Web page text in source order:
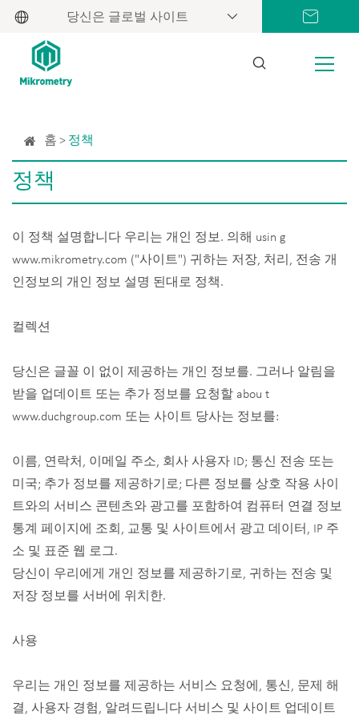
당신은 글로벌 사이트
홈 정책
정책
이 정책 설명합니다 우리는 개인 정보. 의해 usin g
www.mikrometry.com ("사이트") 귀하는 저장, 처리, 전송 개
인정보의 개인 정보 설명 된대로 정책.
컬렉션
당신은 글꼴 이 없이 제공하는 개인 정보를. 그러나 알림을
받을 업데이트 또는 추가 정보를 요청할 abou t
www.duchgroup.com 또는 사이트 당사는 정보를:
이름, 연락처, 이메일 주소, 회사 사용자 ID; 통신 전송 또는
미국; 추가 정보를 제공하기로; 다른 정보를 상호 작용 사이
트와의 서비스 콘텐츠와 광고를 포함하여 컴퓨터 연결 정보
통계 페이지에 조회, 교통 및 사이트에서 광고 데이터, IP 주
소 및 표준 웹 로그.
당신이 우리에게 개인 정보를 제공하기로, 귀하는 전송 및
저장 정보를 서버에 위치한.
사용
우리는 개인 정보를 제공하는 서비스 요청에, 통신, 문제 해
결, 사용자 경험, 알려드립니다 서비스 및 사이트 업데이트